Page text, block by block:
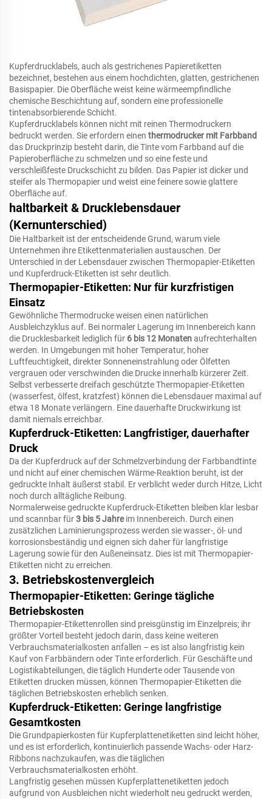
Kupferdrucklabels, auch als gestrichenes Papieretiketten
bezeichnet, bestehen aus einem hochdichten, glatten, gestrichenen
Basispapier. Die Oberfläche weist keine wärmeempfindliche
chemische Beschichtung auf, sondern eine professionelle
tintenabsorbierende Schicht.
Kupferdrucklabels können nicht mit reinen Thermodruckern
bedruckt werden. Sie erfordern einen thermodrucker mit Farbband
das Druckprinzip besteht darin, die Tinte vom Farbband auf die
Papieroberfläche zu schmelzen und so eine feste und
verschleißfeste Druckschicht zu bilden. Das Papier ist dicker und
steifer als Thermopapier und weist eine feinere sowie glattere
Oberfläche auf.
haltbarkeit & Drucklebensdauer
(Kernunterschied)
Die Haltbarkeit ist der entscheidende Grund, warum viele
Unternehmen ihre Etikettenmaterialien austauschen. Der
Unterschied in der Lebensdauer zwischen Thermopapier-Etiketten
und Kupferdruck-Etiketten ist sehr deutlich.
Thermopapier-Etiketten: Nur für kurzfristigen
Einsatz
Gewöhnliche Thermodrucke weisen einen natürlichen
Ausbleichzyklus auf. Bei normaler Lagerung im Innenbereich kann
die Drucklesbarkeit lediglich für 6 bis 12 Monatenaufrechterhalten
werden. In Umgebungen mit hoher Temperatur, hoher
Luftfeuchtigkeit, direkter Sonneneinstrahlung oder Ölfetten
vergrauen oder verschwinden die Drucke innerhalb kürzerer Zeit.
Selbst verbesserte dreifach geschützte Thermopapier-Etiketten
(wasserfest, ölfest, kratzfest) können die Lebensdauer maximal auf
etwa 18 Monate verlängern. Eine dauerhafte Druckwirkung ist
damit niemals erreichbar.
Kupferdruck-Etiketten: Langfristiger, dauerhafter
Druck
Da der Kupferdruck auf der Schmelzverbindung der Farbbandtinte
und nicht auf einer chemischen Wärme-Reaktion beruht, ist der
gedruckte Inhalt äußerst stabil. Er verblicht weder durch Hitze, Licht
noch durch alltägliche Reibung.
Normalerweise gedruckte Kupferdruck-Etiketten bleiben klar lesbar
und scannbar für3 bis 5 Jahreim Innenbereich. Durch einen
zusätzlichen Laminierungsprozess werden sie wasser-, öl- und
korrosionsbeständig und eignen sich daher für langfristige
Lagerung sowie für den Außeneinsatz. Dies ist mit Thermopapier-
Etiketten nicht zu erreichen.
3. Betriebskostenvergleich
Thermopapier-Etiketten: Geringe tägliche
Betriebskosten
Thermopapier-Etikettenrollen sind preisgünstig im Einzelpreis; ihr
größter Vorteil besteht jedoch darin, dass keine weiteren
Verbrauchsmaterialkosten anfallen – es ist also langfristig kein
Kauf von Farbbändern oder Tinte erforderlich. Für Geschäfte und
Logistikabteilungen, die täglich Hunderte oder Tausende von
Etiketten drucken müssen, können Thermopapier-Etiketten die
täglichen Betriebskosten erheblich senken.
Kupferdruck-Etiketten: Geringe langfristige
Gesamtkosten
Die Grundpapierkosten für Kupferplattenetiketten sind leicht höher,
und es ist erforderlich, kontinuierlich passende Wachs- oder Harz-
Ribbons nachzukaufen, was die täglichen
Verbrauchsmaterialkosten erhöht.
Langfristig gesehen müssen Kupferplattenetiketten jedoch
aufgrund von Ausbleichen nicht wiederholt neu gedruckt werden,